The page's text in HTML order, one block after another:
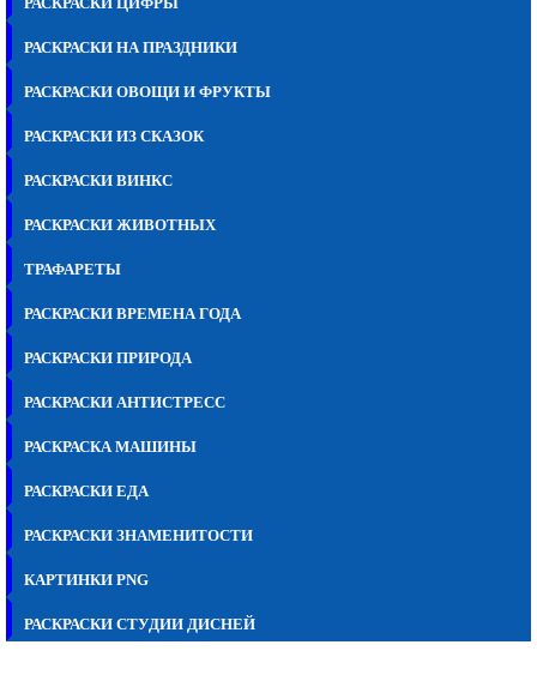
РАСКРАСКИ НА ПРАЗДНИКИ
РАСКРАСКИ ОВОЩИ И ФРУКТЫ
РАСКРАСКИ ИЗ СКАЗОК
РАСКРАСКИ ВИНКС
РАСКРАСКИ ЖИВОТНЫХ
ТРАФАРЕТЫ
РАСКРАСКИ ВРЕМЕНА ГОДА
РАСКРАСКИ ПРИРОДА
РАСКРАСКИ АНТИСТРЕСС
РАСКРАСКА МАШИНЫ
РАСКРАСКИ ЕДА
РАСКРАСКИ ЗНАМЕНИТОСТИ
КАРТИНКИ PNG
РАСКРАСКИ СТУДИИ ДИСНЕЙ